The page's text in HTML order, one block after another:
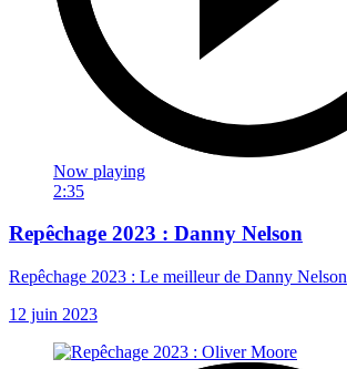
Now playing
2:35
Repêchage 2023 : Danny Nelson
Repêchage 2023 : Le meilleur de Danny Nelson
12 juin 2023